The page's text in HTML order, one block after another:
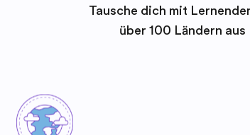
Tausche dich mit
über 100 Ländern aus